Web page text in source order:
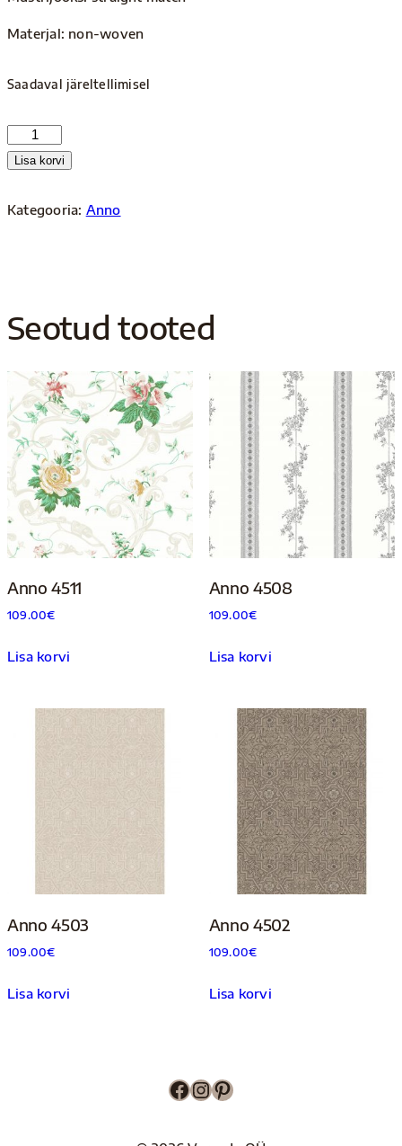
Materjal: non-woven
Saadaval järeltellimisel
Anno
4546Lisa korvi
Kategooria: Anno
Seotud tooted
Anno 4511
109.00€
Lisa korvi
Anno 4508
109.00€
Lisa korvi
Anno 4503
109.00€
Lisa korvi
Anno 4502
109.00€
Lisa korvi
Facebook
Instagram
Pinterest